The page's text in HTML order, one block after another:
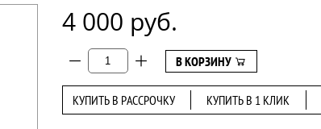
4 000 руб.
В КОРЗИНУ
КУПИТЬ В РАССРОЧКУ КУПИТЬ В 1 КЛИК